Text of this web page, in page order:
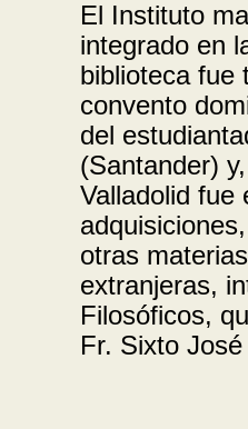
El Instituto
integrado en
biblioteca fue
convento
del
(Santander)
Valladolid fue
otras
extranjeras,
Filosóficos,
Fr. Sixto